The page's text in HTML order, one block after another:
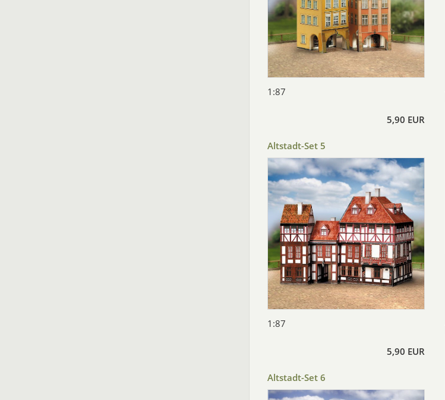
1:87
5,90 EUR
Altstadt-Set 5
1:87
5,90 EUR
Altstadt-Set 6